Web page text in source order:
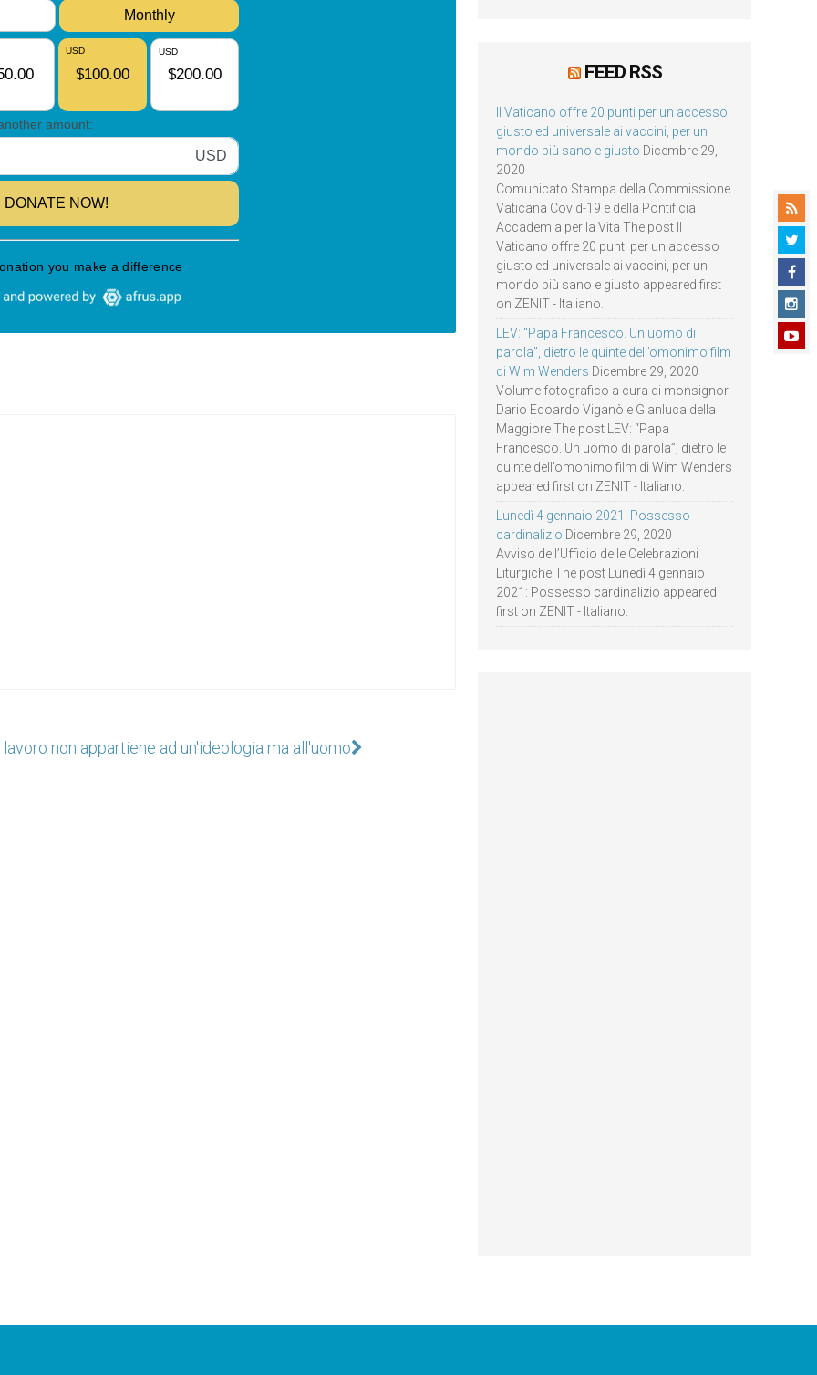
lavoro non appartiene ad un'ideologia ma all'uomo
FEED RSS
Il Vaticano offre 20 punti per un accesso
giusto ed universale ai vaccini, per un
mondo più sano e giusto Dicembre 29,
2020
Comunicato Stampa della Commissione
Vaticana Covid-19 e della Pontificia
Accademia per la Vita The post Il
Vaticano offre 20 punti per un accesso
giusto ed universale ai vaccini, per un
mondo più sano e giusto appeared first
on ZENIT - Italiano.
LEV: “Papa Francesco. Un uomo di
parola”, dietro le quinte dell’omonimo film
di Wim Wenders Dicembre 29, 2020
Volume fotografico a cura di monsignor
Dario Edoardo Viganò e Gianluca della
Maggiore The post LEV: “Papa
Francesco. Un uomo di parola”, dietro le
quinte dell’omonimo film di Wim Wenders
appeared first on ZENIT - Italiano.
Lunedì 4 gennaio 2021: Possesso
cardinalizio Dicembre 29, 2020
Avviso dell’Ufficio delle Celebrazioni
Liturgiche The post Lunedì 4 gennaio
2021: Possesso cardinalizio appeared
first on ZENIT - Italiano.